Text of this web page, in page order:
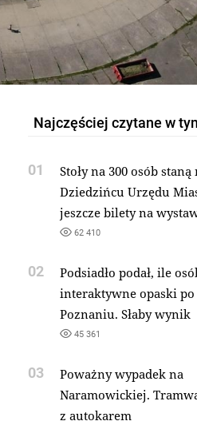
Najczęściej czytane w
01
Stoły na 300 osób
Dziedzińcu Urzędu
jeszcze bilety na
62 410
02
Podsiadło podał, ile
interaktywne opaski
Poznaniu. Słaby wynik
45 361
03
Poważny wypadek na
Naramowickiej.
z autokarem